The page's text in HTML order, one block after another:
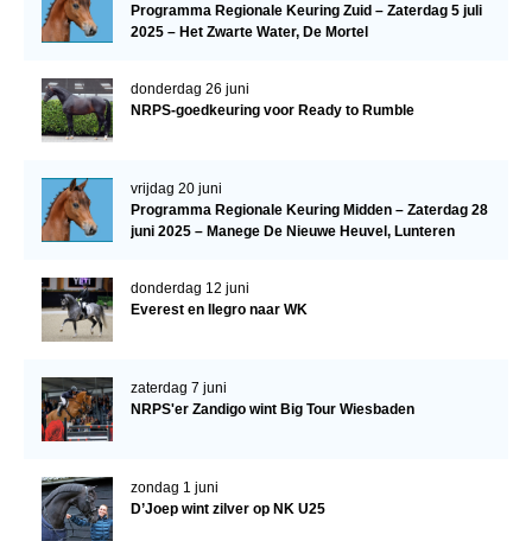
Programma Regionale Keuring Zuid – Zaterdag 5 juli
2025 – Het Zwarte Water, De Mortel
donderdag 26 juni
NRPS-goedkeuring voor Ready to Rumble
vrijdag 20 juni
Programma Regionale Keuring Midden – Zaterdag 28
juni 2025 – Manege De Nieuwe Heuvel, Lunteren
donderdag 12 juni
Everest en Ilegro naar WK
zaterdag 7 juni
NRPS'er Zandigo wint Big Tour Wiesbaden
zondag 1 juni
D’Joep wint zilver op NK U25